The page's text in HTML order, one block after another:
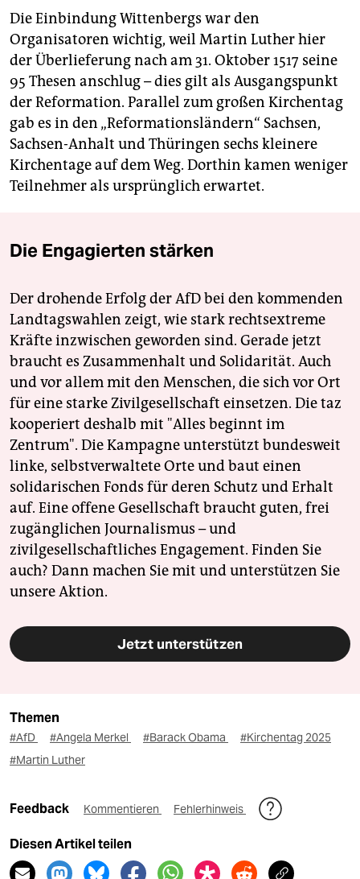
Die Einbindung Wittenbergs war den
Organisatoren wichtig, weil Martin Luther hier
der Überlieferung nach am 31. Oktober 1517 seine
95 Thesen anschlug – dies gilt als Ausgangspunkt
der Reformation. Parallel zum großen Kirchentag
gab es in den „Reformationsländern“ Sachsen,
Sachsen-Anhalt und Thüringen sechs kleinere
Kirchentage auf dem Weg. Dorthin kamen weniger
Teilnehmer als ursprünglich erwartet.
Die Engagierten stärken
Der drohende Erfolg der AfD bei den kommenden
Landtagswahlen zeigt, wie stark rechtsextreme
Kräfte inzwischen geworden sind. Gerade jetzt
braucht es Zusammenhalt und Solidarität. Auch
und vor allem mit den Menschen, die sich vor Ort
für eine starke Zivilgesellschaft einsetzen. Die taz
kooperiert deshalb mit "Alles beginnt im
Zentrum". Die Kampagne unterstützt bundesweit
linke, selbstverwaltete Orte und baut einen
solidarischen Fonds für deren Schutz und Erhalt
auf. Eine offene Gesellschaft braucht guten, frei
zugänglichen Journalismus – und
zivilgesellschaftliches Engagement. Finden Sie
auch? Dann machen Sie mit und unterstützen Sie
unsere Aktion.
Jetzt unterstützen
Themen
#AfD #Angela Merkel #Barack Obama
#Kirchentag 2025
#Martin Luther
Feedback Kommentieren Fehlerhinweis
Diesen Artikel teilen